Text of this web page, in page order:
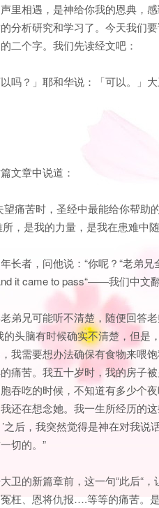
里相遇，是神给你我的恩典，
分析研究和学习了。今天我们
二个字。我们先读经文吧：
吗？」耶和华说：「可以。」
文章中说道：
痛苦时，圣经中最能给你帮助
所，是我的力量，是我在患难
长者，问他说：“你呢？“老弟
it came to pass“——我们中文翻
弟兄可能听不清楚，随便回答
头脑有时候确实不清楚，但是
我需要想办法确保有食物来喂
痛苦。我五十岁时，我的房子
吞吃的时候，不知道有多少个
还在想念她。我一生所经历的
之后，我突然觉得是神在对我
切的。”
卫的新篇章前，这一句“此后“
枉、恩将仇报….等等的痛苦。